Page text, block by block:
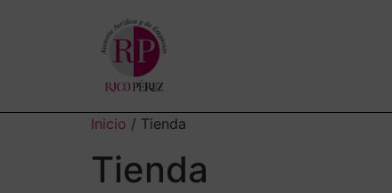
Inicio / Tienda
Tienda